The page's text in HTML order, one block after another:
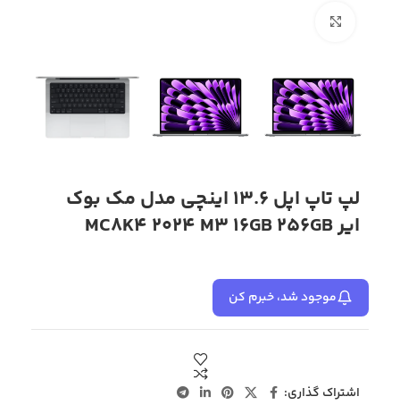
لپ تاپ اپل 13.6 اینچی مدل مک بوک
ایر MC8K4 2024 M3 16GB 256GB
موجود شد، خبرم کن
اشتراک گذاری: